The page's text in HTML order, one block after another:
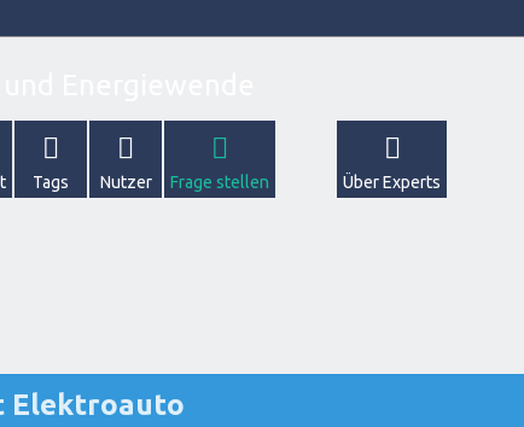
Tags Nutzer Frage stellen Über Experts
Elektroauto